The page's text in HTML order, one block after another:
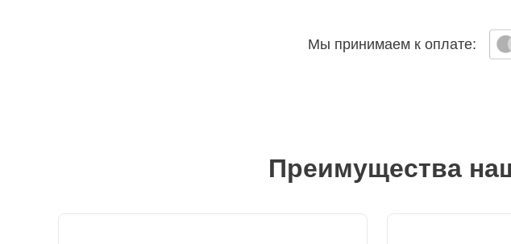
Мы принимаем к оплате:
Преимущества